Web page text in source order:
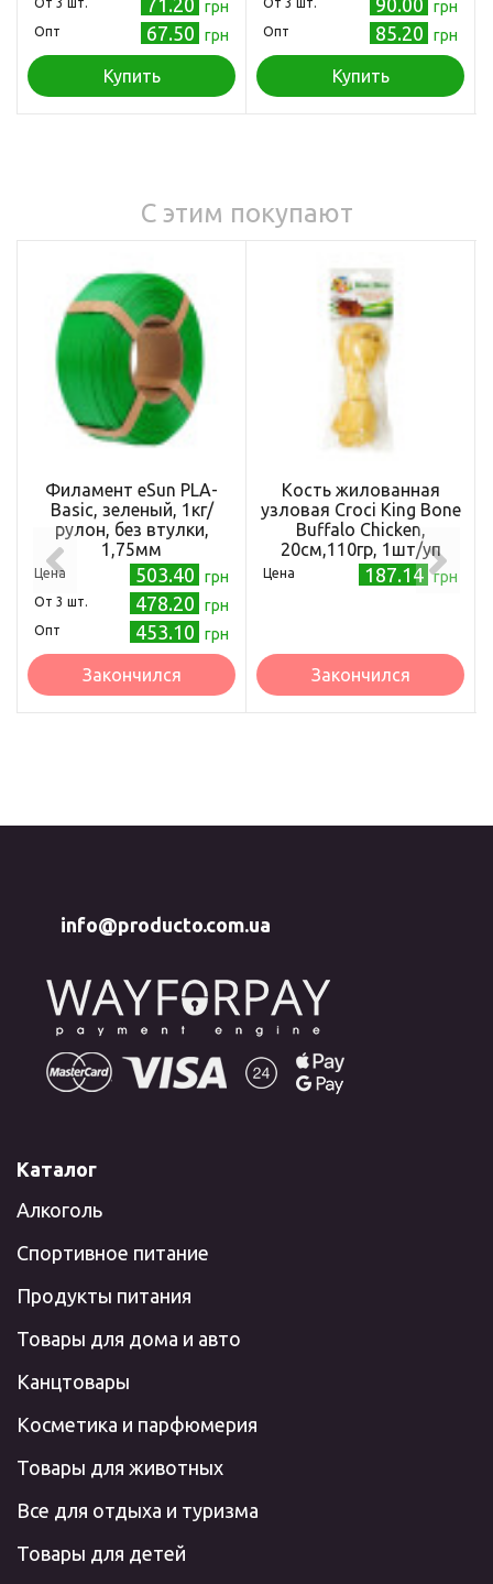
грн
Опт 67.50 грн
Купить
грн
Опт 85.20 грн
Купить
С этим покупают
Филамент eSun PLA-
Basic, зеленый, 1кг/
рулон, без втулки,
1,75мм
Цена 503.40 грн
Oт 3 шт. 478.20 грн
Опт 453.10 грн
Закончился
Кость жилованная
узловая Croci King Bone
Buffalo Chicken,
20см,110гр, 1шт/уп
Цена 187.14 грн
Закончился
info@producto.com.ua
Каталог
Алкоголь
Спортивное питание
Продукты питания
Товары для дома и авто
Канцтовары
Косметика и парфюмерия
Товары для животных
Все для отдыха и туризма
Товары для детей